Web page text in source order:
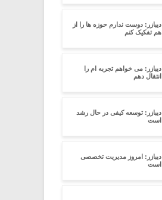
دیبازر: دوست ندارم حوزه ها را از
هم تفکیک کنم
دیبازر: می خواهم تجربه ام را
انتقال دهم
دیبازر: توسعه کیفی در حال رشد
است
دیبازر: امروز مدیریت تخصصی
است